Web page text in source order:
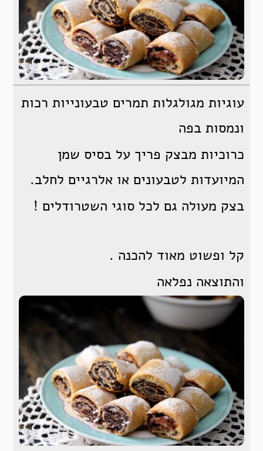
עוגיות מגולגלות תמרים טבעונייות רכות
ונמסות בפה
כרוכיות מבצק פריך על בסיס שמן
המיועדות לטבעונים או אלרגיים לחלב.
בצק מעולה גם לכל סוגי השטרודלים !
קל ופשוט מאוד להכנה .
והתוצאה נפלאה